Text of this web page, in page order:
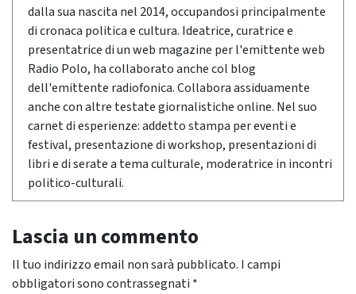
dalla sua nascita nel 2014, occupandosi principalmente
di cronaca politica e cultura. Ideatrice, curatrice e
presentatrice di un web magazine per l'emittente web
Radio Polo, ha collaborato anche col blog
dell'emittente radiofonica. Collabora assiduamente
anche con altre testate giornalistiche online. Nel suo
carnet di esperienze: addetto stampa per eventi e
festival, presentazione di workshop, presentazioni di
libri e di serate a tema culturale, moderatrice in incontri
politico-culturali.
Lascia un commento
Il tuo indirizzo email non sarà pubblicato. I campi
obbligatori sono contrassegnati *